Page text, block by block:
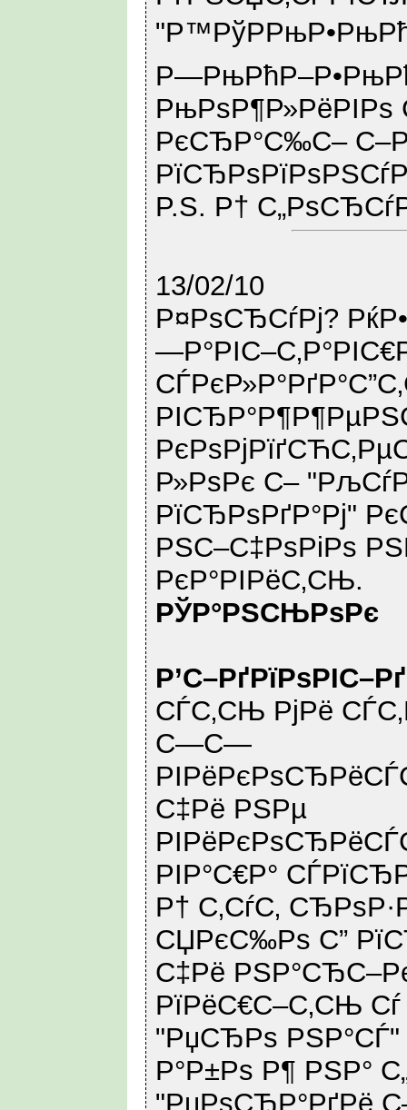
"Р™РўРРњР•РњРћ
РњРѕР¶Р»РёРІРѕ
РєСЂР°С‰С–
P.S. Р†
13/02/10
Р¤РѕСЂСѓРј?
Р»РѕРє С–
РїСЂРѕРґР°Рј"
РЅС–С‡РѕРіРѕ
РєР°РІРёС‚СЊ.
РЎР°РЅСЊРѕРє
СЃС‚СЊ РјРё
С—С—
С‡Рё РЅРµ
РІР°С€Р°
Р† С‚СѓС‚
СЏРєС‰Рѕ С”
С‡Рё
РїРёС€С–С‚СЊ
"РџСЂРѕ
Р°Р±Рѕ Р¶ РЅР°
"РџРѕСЂР°РґРё